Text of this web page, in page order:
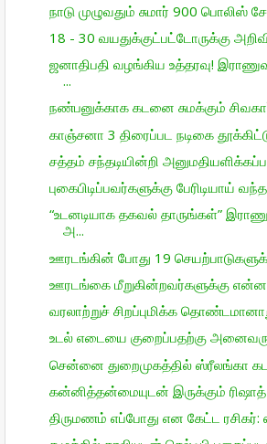
நாடு முழுவதும் சுமார் 900 பொலிஸ்
18 - 30 வயதுக்குட்பட்டோருக்கு
ஜனாதிபதி வழங்கிய உத்தரவு!
...
நண்பனுக்காக கடனை சுமக்கும்
காஞ்சனா 3 திரைப்பட நடிகை
சத்தம் சந்தடியின்றி
புகைபிடிப்பவர்களுக்கு பேரிடியாய்
“உடனடியாக தகவல் தாருங்கள்”
அ...
ஊரடங்கின் போது 19
ஊரடங்கை மீறுகின்றவர்களுக்கு என்ன
வரலாற்றுச் சிறப்புமிக்க
உடல் எடையை குறைப்பதற்கு
சென்னை துறைமுகத்தில் ஸ்ரீலங்கா
கன்னித்தன்மையுடன் இருக்கும் ரிஷாத்
திருமணம் எப்போது என கேட்ட ரசிகர்: